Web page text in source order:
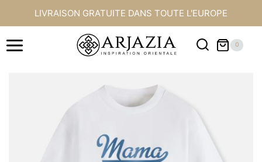
LIVRAISON GRATUITE DANS TOUTE L'EUROPE
0